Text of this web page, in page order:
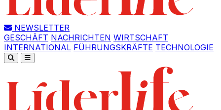
NEWSLETTER
GESCHÄFT NACHRICHTEN WIRTSCHAFT
INTERNATIONAL FÜHRUNGSKRÄFTE TECHNOLOGIE